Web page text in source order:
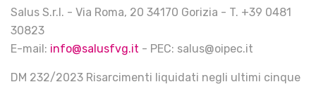
Salus S.r.l. - Via Roma, 20 34170 Gorizia - T. +39 0481
30823
E-mail: info@salusfvg.it - PEC: salus@oipec.it
DM 232/2023 Risarcimenti liquidati negli ultimi cinque